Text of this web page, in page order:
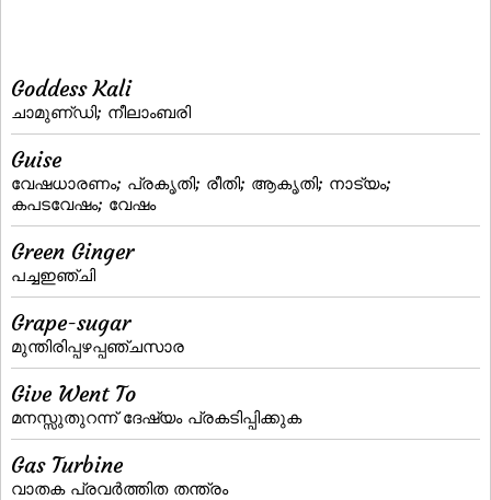
Goddess Kali
ചാമുണ്‌ഡി; നീലാംബരി
Guise
വേഷധാരണം; പ്രകൃതി; രീതി; ആകൃതി; നാട്യം;
കപടവേഷം; വേഷം
Green Ginger
പച്ചഇഞ്ചി
Grape-sugar
മുന്തിരിപ്പഴപ്പഞ്ചസാര
Give Went To
മനസ്സുതുറന്ന് ദേഷ്യം പ്രകടിപ്പിക്കുക
Gas Turbine
വാതക പ്രവര്‍ത്തിത തന്ത്രം